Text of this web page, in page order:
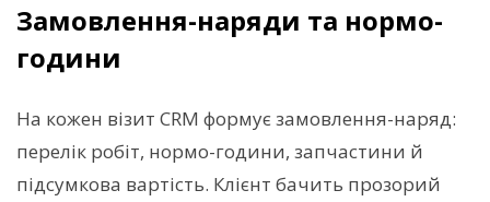
Замовлення-наряди та нормо-
години
На кожен візит CRM формує замовлення-наряд:
перелік робіт, нормо-години, запчастини й
підсумкова вартість. Клієнт бачить прозорий